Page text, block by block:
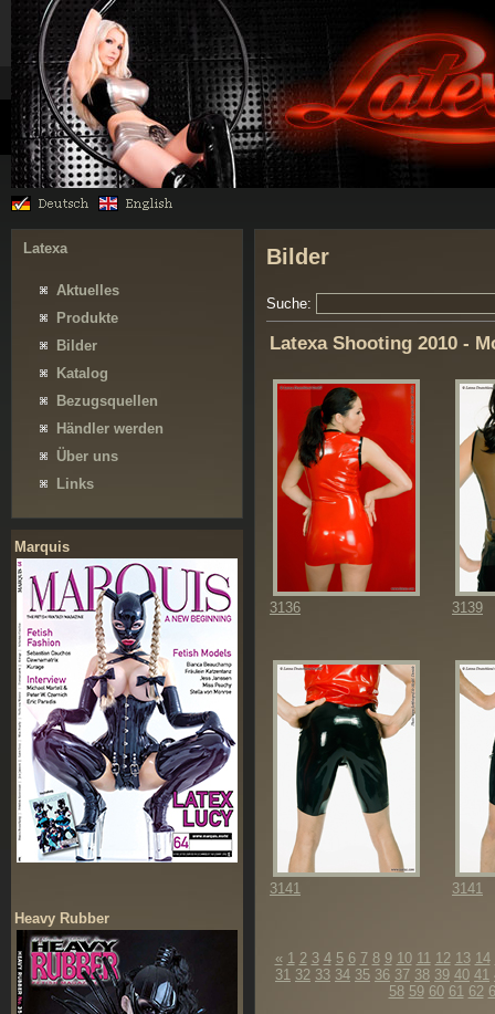
Latexa
Aktuelles
Produkte
Bilder
Katalog
Bezugsquellen
Händler werden
Über uns
Links
Marquis
Heavy Rubber
Bilder
Suche:
Latexa Shooting 2010 -
3136 3139
3141 3141
« 1 2 3 4 5 6 7 8 9 10 11 12 13 14
31 32 33 34 35 36 37 38 39 40 41
58 59 60 61 62